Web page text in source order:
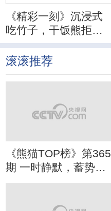
《精彩一刻》沉浸式
吃竹子，干饭熊拒绝
分心
滚滚推荐
《熊猫TOP榜》第365
期 一时静默，蓄势待
发